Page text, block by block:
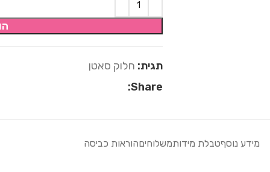
תגית: חלוק סאטן
Share:
מידע נוסףטבלת מידותמשלוחיםהוראות כביסה